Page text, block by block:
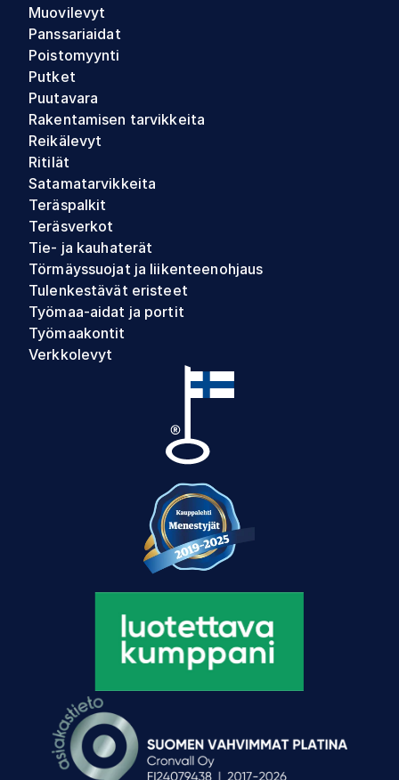
Muovilevyt
Panssariaidat
Poistomyynti
Putket
Puutavara
Rakentamisen tarvikkeita
Reikälevyt
Ritilät
Satamatarvikkeita
Teräspalkit
Teräsverkot
Tie- ja kauhaterät
Törmäyssuojat ja liikenteenohjaus
Tulenkestävät eristeet
Työmaa-aidat ja portit
Työmaakontit
Verkkolevyt